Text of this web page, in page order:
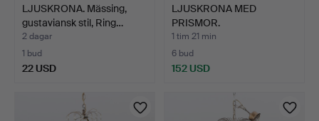
LJUSKRONA. Mässing,
gustaviansk stil, Ring…
2 dagar
1 bud
22 USD
LJUSKRONA MED
PRISMOR.
Mässingsstomme med …
1 tim 21 min
6 bud
152 USD